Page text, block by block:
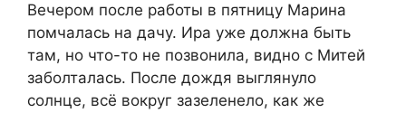
Вечером после работы в пятницу Марина
помчалась на дачу. Ира уже должна быть
там, но что-то не позвонила, видно с Митей
заболталась. После дождя выглянуло
солнце, всё вокруг зазеленело, как же